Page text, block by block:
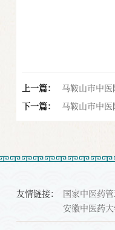
上一篇：
马鞍山市中
结果公告
下一篇：
马鞍山市中
类医用耗材询
友情链接： 国家中医药
安徽中医药